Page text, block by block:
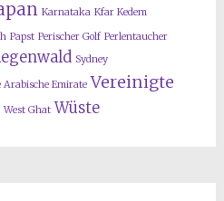
Karnataka Kfar Kedem
Papst Perischer Golf Perlentaucher
Sydney
Arabische Emirate Vereinigte
West Ghat Wüste